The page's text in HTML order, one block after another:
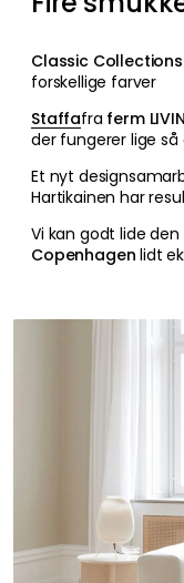
Classic Collections
forskellige farver
Staffafra ferm
der fungerer lige
Et nyt
Hartikainen har
Vi kan godt lide den
Copenhagen lidt